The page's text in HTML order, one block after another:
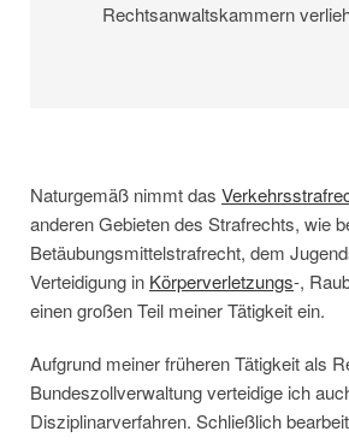
Rechtsanwaltskammern
Naturgemäß nimmt das
anderen Gebieten des Strafrechts, wie
Betäubungsmittelstrafrecht, dem
Verteidigung in Körperverletzungs-,
einen großen Teil meiner Tätigkeit ein.
Aufgrund meiner früheren Tätigkeit als
Bundeszollverwaltung verteidige ich
Disziplinarverfahren. Schließlich